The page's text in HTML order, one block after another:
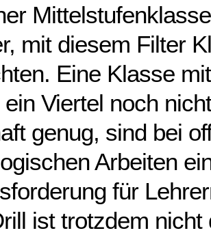
mit diesem Filter
Eine Klasse
Viertel noch
genug, sind bei
Arbeiten
für
ist trotzdem nicht